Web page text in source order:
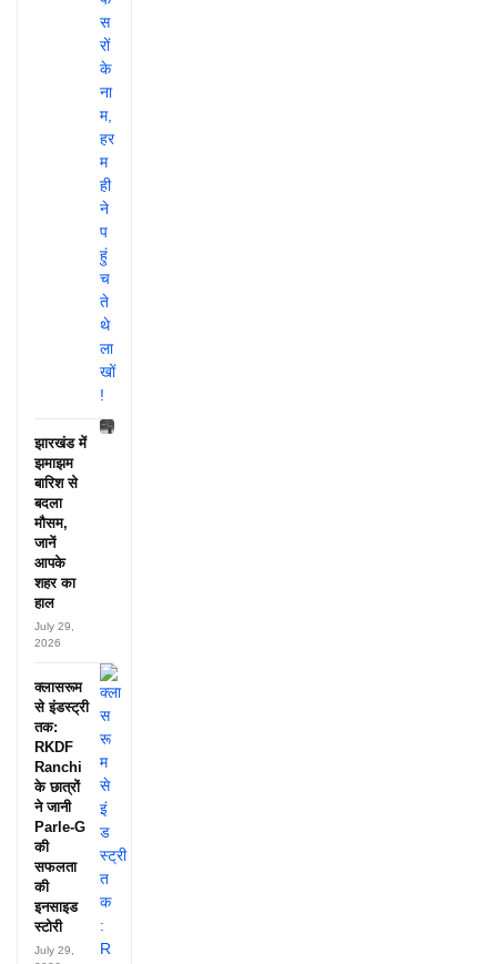
झारखंड में
झमाझम
बारिश से
बदला
मौसम,
जानें
आपके
शहर का
हाल
July 29,
2026
क्लासरूम
से इंडस्ट्री
तक:
RKDF
Ranchi
के छात्रों
ने जानी
Parle-G
की
सफलता
की
इनसाइड
स्टोरी
July 29,